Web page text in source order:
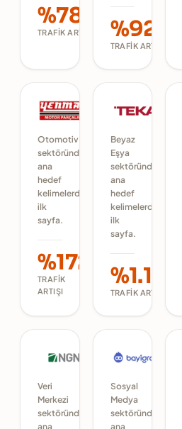
%780
TRAFIK ARTIŞI %920
TRAFIK ARTIŞI
Otomotiv
sektöründe
ana
hedef
kelimelerde
ilk
sayfa.
%172
TRAFIK
ARTIŞI
Beyaz
Eşya
sektöründe
ana
hedef
kelimelerde
ilk
sayfa.
%1.125
TRAFIK ARTIŞI
Veri
Merkezi
sektöründe
ana
Sosyal
Medya
sektöründe
ana